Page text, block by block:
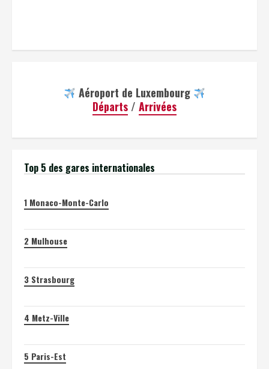
Aéroport de Luxembourg
Départs / Arrivées
Top 5 des gares internationales
1 Monaco-Monte-Carlo
2 Mulhouse
3 Strasbourg
4 Metz-Ville
5 Paris-Est